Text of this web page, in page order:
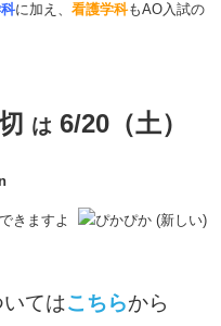
に加え、看護学科もAO入試の
は 6/20（土）
きますよ
てはこちらから